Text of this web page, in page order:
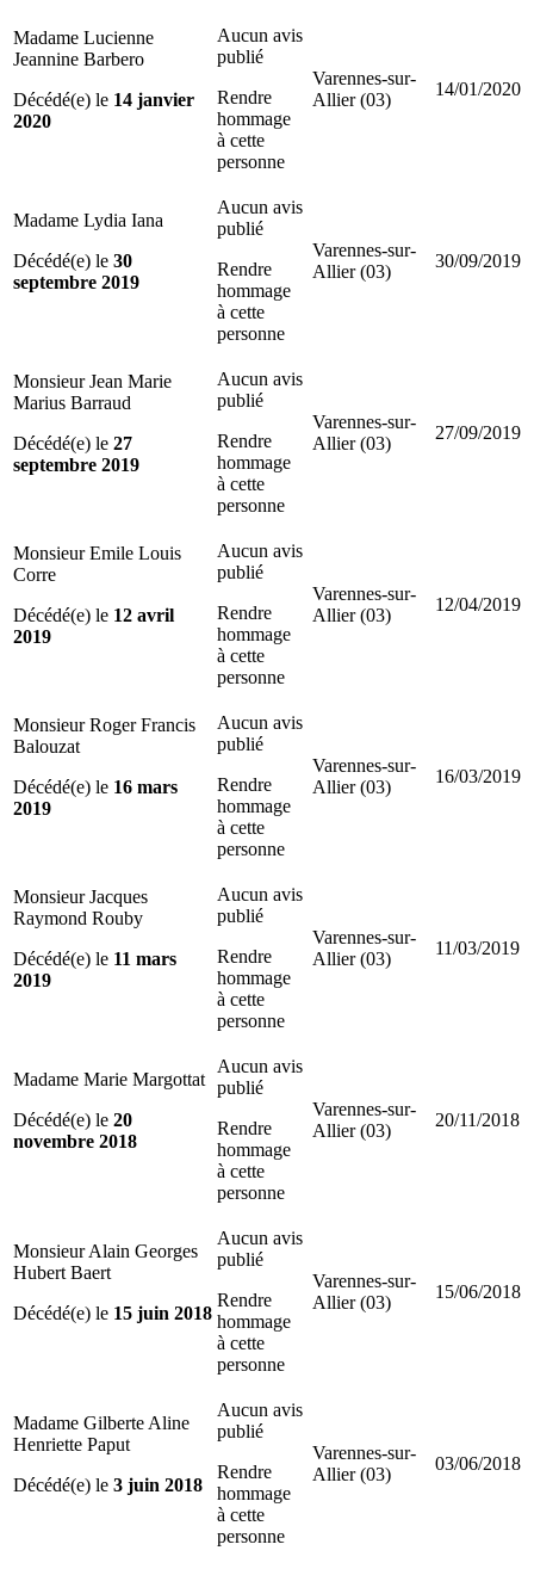
Madame Lucienne
Jeannine Barbero
Décédé(e) le 14 janvier
2020
Aucun avis
publié
Rendre
hommage
à cette
personne
Varennes-sur-
Allier (03)
14/01/2020
Madame Lydia Iana
Décédé(e) le 30
septembre 2019
Aucun avis
publié
Rendre
hommage
à cette
personne
Varennes-sur-
Allier (03)
30/09/2019
Monsieur Jean Marie
Marius Barraud
Décédé(e) le 27
septembre 2019
Aucun avis
publié
Rendre
hommage
à cette
personne
Varennes-sur-
Allier (03)
27/09/2019
Monsieur Emile Louis
Corre
Décédé(e) le 12 avril
2019
Aucun avis
publié
Rendre
hommage
à cette
personne
Varennes-sur-
Allier (03)
12/04/2019
Monsieur Roger Francis
Balouzat
Décédé(e) le 16 mars
2019
Aucun avis
publié
Rendre
hommage
à cette
personne
Varennes-sur-
Allier (03)
16/03/2019
Monsieur Jacques
Raymond Rouby
Décédé(e) le 11 mars
2019
Aucun avis
publié
Rendre
hommage
à cette
personne
Varennes-sur-
Allier (03)
11/03/2019
Madame Marie Margottat
Décédé(e) le 20
novembre 2018
Aucun avis
publié
Rendre
hommage
à cette
personne
Varennes-sur-
Allier (03)
20/11/2018
Monsieur Alain Georges
Hubert Baert
Décédé(e) le 15 juin 2018
Aucun avis
publié
Rendre
hommage
à cette
personne
Varennes-sur-
Allier (03)
15/06/2018
Madame Gilberte Aline
Henriette Paput
Décédé(e) le 3 juin 2018
Aucun avis
publié
Rendre
hommage
à cette
personne
Varennes-sur-
Allier (03)
03/06/2018